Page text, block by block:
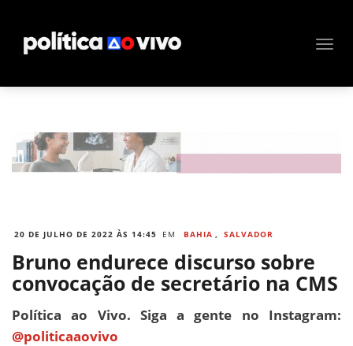
20 DE JULHO DE 2022 ÀS 14:45 EM BAHIA , SALVADOR
Bruno endurece discurso sobre
convocação de secretário na CMS
Política ao Vivo. Siga a gente no Instagram:
@politicaaovivo